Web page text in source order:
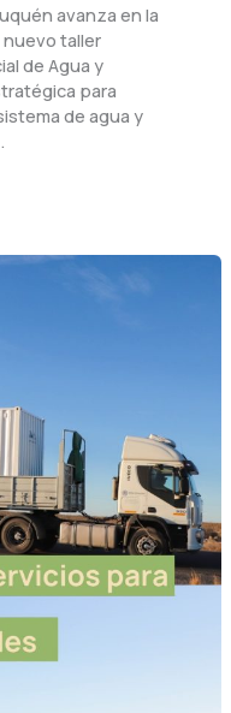
avanza en la
taller
de Agua y
para
de agua y